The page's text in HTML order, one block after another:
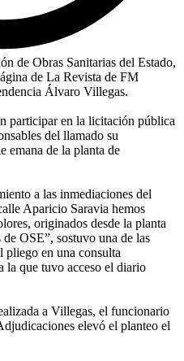
de Obras Sanitarias del Estado,
de La Revista de FM
Álvaro Villegas.
participar en la licitación pública
del llamado su
emana de la planta de
a las inmediaciones del
Aparicio Saravia hemos
originados desde la planta
OSE”, sostuvo una de las
pliego en una consulta
la que tuvo acceso el diario
a Villegas, el funcionario
elevó el planteo el